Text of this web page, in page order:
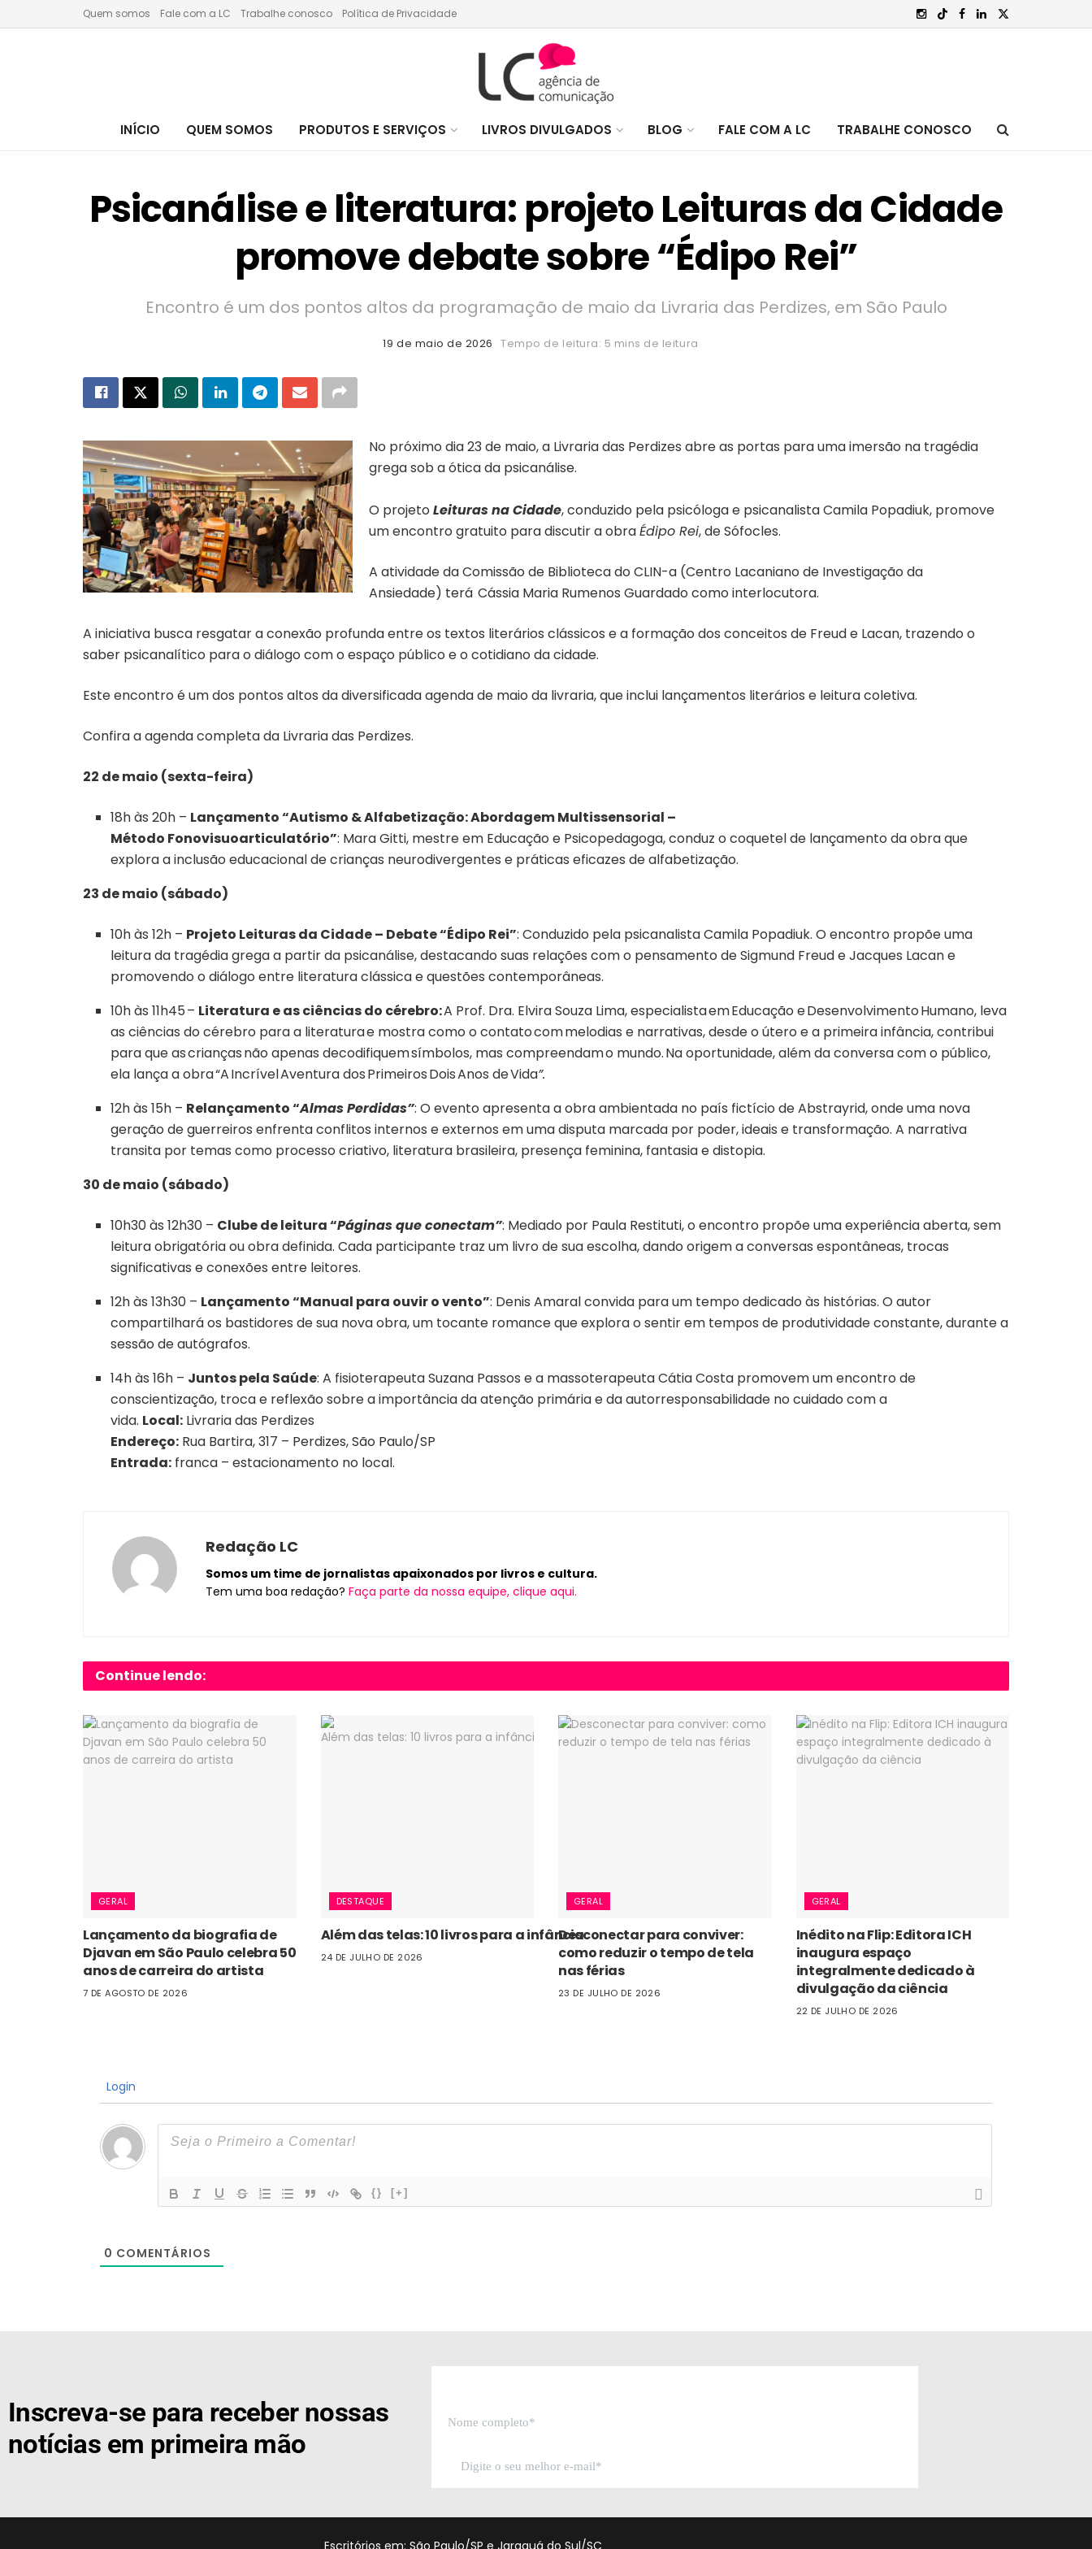
Quem somos Fale com a LC Trabalhe conosco Política de Privacidade
INÍCIO QUEM SOMOS PRODUTOS E SERVIÇOS LIVROS DIVULGADOS BLOG FALE COM A LC TRABALHE CONOSCO
Psicanálise e literatura: projeto Leituras da Cidade
promove debate sobre “Édipo Rei”
Encontro é um dos pontos altos da programação de maio da Livraria das Perdizes, em São Paulo
19 de maio de 2026 Tempo de leitura: 5 mins de leitura
No próximo dia 23 de maio, a Livraria das Perdizes abre as portas para uma imersão na tragédia
grega sob a ótica da psicanálise.
O projeto Leituras na Cidade, conduzido pela psicóloga e psicanalista Camila Popadiuk, promove
um encontro gratuito para discutir a obraÉdipo Rei, de Sófocles.
A atividade da Comissão de Biblioteca do CLIN-a (Centro Lacaniano de Investigação da
Ansiedade) terá Cássia Maria Rumenos Guardado como interlocutora.
A iniciativa busca resgatar a conexão profunda entre os textos literários clássicos e a formação dos conceitos de Freud e Lacan, trazendo o
saber psicanalítico para o diálogo com o espaço público e o cotidiano da cidade.
Este encontro é um dos pontos altos da diversificada agenda de maio da livraria,que inclui lançamentos literários e leitura coletiva.
Confira a agenda completa da Livraria das Perdizes.
22 de maio (sexta-feira)
18h às 20h – Lançamento “Autismo & Alfabetização: Abordagem Multissensorial –
Método Fonovisuoarticulatório”: Mara Gitti, mestre em Educação e Psicopedagoga, conduz o coquetel de lançamento da obra que
explora a inclusão educacional de crianças neurodivergentes e práticas eficazes de alfabetização.
23 de maio (sábado)
10h às 12h – Projeto Leituras da Cidade – Debate “Édipo Rei”: Conduzido pela psicanalista Camila Popadiuk. O encontro propõe uma
leitura da tragédia grega a partir da psicanálise, destacando suas relações com o pensamento de Sigmund Freud e Jacques Lacan e
promovendo o diálogo entre literatura clássica e questões contemporâneas.
10h às 11h45 – Literatura e as ciências do cérebro:A Prof. Dra. Elvira Souza Lima, especialista em Educação e Desenvolvimento Humano, leva
as ciências do cérebro para a literatura e mostra como o contato com melodias e narrativas, desde o útero e a primeira infância, contribui
para que as crianças não apenas decodifiquem símbolos, mas compreendam o mundo. Na oportunidade, além da conversa com o público,
ela lança a obra “A Incrível Aventura dos Primeiros Dois Anos de Vida”.
12h às 15h – Relançamento “Almas Perdidas”: O evento apresenta a obra ambientada no país fictício de Abstrayrid, onde uma nova
geração de guerreiros enfrenta conflitos internos e externos em uma disputa marcada por poder, ideais e transformação. A narrativa
transita por temas como processo criativo, literatura brasileira, presença feminina, fantasia e distopia.
30 de maio (sábado)
10h30 às 12h30 – Clube de leitura “Páginas que conectam”: Mediado por Paula Restituti, o encontro propõe uma experiência aberta, sem
leitura obrigatória ou obra definida. Cada participante traz um livro de sua escolha, dando origem a conversas espontâneas, trocas
significativas e conexões entre leitores.
12h às 13h30 – Lançamento “Manual para ouvir o vento”: Denis Amaral convida para um tempo dedicado às histórias. O autor
compartilhará os bastidores de sua nova obra, um tocante romance que explora o sentir em tempos de produtividade constante, durante a
sessão de autógrafos.
14h às 16h – Juntos pela Saúde: A fisioterapeuta Suzana Passos e a massoterapeuta Cátia Costa promovem um encontro de
conscientização, troca e reflexão sobre a importância da atenção primária e da autorresponsabilidade no cuidado com a
vida. Local: Livraria das Perdizes
Endereço: Rua Bartira, 317 – Perdizes, São Paulo/SP
Entrada: franca – estacionamento no local.
Redação LC
Somos um time de jornalistas apaixonados por livros e cultura.
Tem uma boa redação? Faça parte da nossa equipe, clique aqui.
Continue lendo:
GERAL
Lançamento da biografia de
Djavan em São Paulo celebra 50
anos de carreira do artista
7 DE AGOSTO DE 2026
DESTAQUE
Além das telas: 10 livros para a infância
24 DE JULHO DE 2026
GERAL
Desconectar para conviver:
como reduzir o tempo de tela
nas férias
23 DE JULHO DE 2026
GERAL
Inédito na Flip: Editora ICH
inaugura espaço
integralmente dedicado à
divulgação da ciência
22 DE JULHO DE 2026
Login
{} [+]
0 COMENTÁRIOS
Inscreva-se para receber nossas
notícias em primeira mão
Escritórios em: São Paulo/SP e Jaraguá do Sul/SC